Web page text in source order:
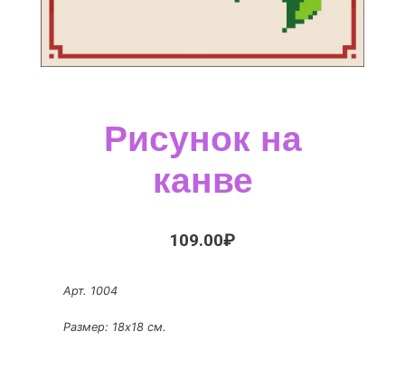
Рисунок на
канве
109.00₽
Арт. 1004
Размер: 18х18 см.